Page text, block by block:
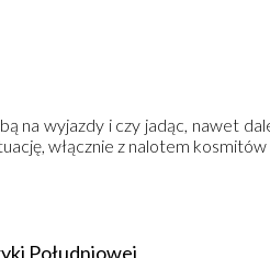
na wyjazdy i czy jadąc, nawet
włącznie z nalotem kosmitów
Południowej